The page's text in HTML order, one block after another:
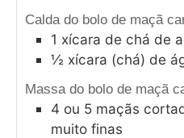
Calda do bolo de maçã
1 xícara de chá de
½ xícara (chá) de
Massa do bolo de maçã
4 ou 5 maçãs
muito finas